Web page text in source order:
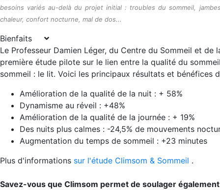
besoins variés au-delà du projet initial : troubles du sommeil,
chaleur, confort nocturne, mal de dos...
Bienfaits
Le Professeur Damien Léger, du Centre du Sommeil et
première étude pilote sur le lien entre la qualité du
sommeil : le lit. Voici les principaux résultats et bénéfices
Amélioration de la qualité de la nuit : + 58%
Dynamisme au réveil : +48%
Amélioration de la qualité de la journée : + 19%
Des nuits plus calmes : -24,5% de mouvements
Augmentation du temps de sommeil : +23 minutes
Plus d'informations sur l'étude Climsom & Sommeil .
Savez-vous que Climsom permet de soulager